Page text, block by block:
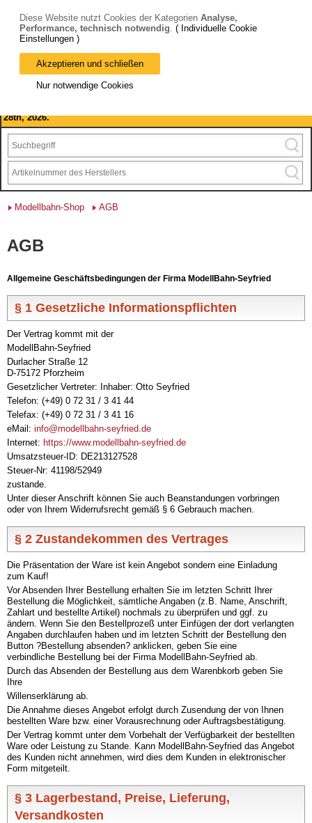
Bitte beachten Sie: wir machen Betriebsferien, vom 03. bis 28.
August 2026 haben wir geschlossen.
28th, 2026.
Modellbahn-Shop AGB
AGB
Allgemeine Geschäftsbedingungen der Firma ModellBahn-Seyfried
§ 1 Gesetzliche Informationspflichten
Der Vertrag kommt mit der
ModellBahn-Seyfried
Durlacher Straße 12
D-75172 Pforzheim
Gesetzlicher Vertreter: Inhaber: Otto Seyfried
Telefon: (+49) 0 72 31 / 3 41 44
Telefax: (+49) 0 72 31 / 3 41 16
eMail: info@modellbahn-seyfried.de
Internet: https://www.modellbahn-seyfried.de
Umsatzsteuer-ID: DE213127528
Steuer-Nr: 41198/52949
zustande.
Unter dieser Anschrift können Sie auch Beanstandungen vorbringen
oder von Ihrem Widerrufsrecht gemäß § 6 Gebrauch machen.
§ 2 Zustandekommen des Vertrages
Die Präsentation der Ware ist kein Angebot sondern eine Einladung
zum Kauf!
Vor Absenden Ihrer Bestellung erhalten Sie im letzten Schritt Ihrer
Bestellung die Möglichkeit, sämtliche Angaben (z.B. Name, Anschrift,
Zahlart und bestellte Artikel) nochmals zu überprüfen und ggf. zu
ändern. Wenn Sie den Bestellprozeß unter Einfügen der dort verlangten
Angaben durchlaufen haben und im letzten Schritt der Bestellung den
Button ?Bestellung absenden? anklicken, geben Sie eine
verbindliche Bestellung bei der Firma ModellBahn-Seyfried ab.
Durch das Absenden der Bestellung aus dem Warenbkorb geben Sie
Ihre
Willenserklärung ab.
Die Annahme dieses Angebot erfolgt durch Zusendung der von Ihnen
bestellten Ware bzw. einer Vorausrechnung oder Auftragsbestätigung.
Der Vertrag kommt unter dem Vorbehalt der Verfügbarkeit der bestellten
Ware oder Leistung zu Stande. Kann ModellBahn-Seyfried das Angebot
des Kunden nicht annehmen, wird dies dem Kunden in elektronischer
Form mitgeteilt.
§ 3 Lagerbestand, Preise, Lieferung,
Versandkosten
Diese Website nutzt Cookies der Kategorien Analyse,
Performance, technisch notwendig. ( Individuelle Cookie
Einstellungen )
Akzeptieren und schließen
Nur notwendige Cookies